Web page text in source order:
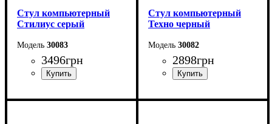
Стул компьютерный
Стилиус серый
30083
3496грн
Стул компьютерный
Техно черный
30082
2898грн